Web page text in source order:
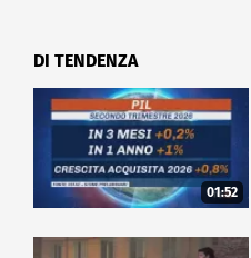
DI TENDENZA
01:52